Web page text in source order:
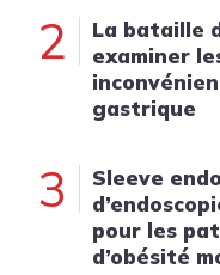
2
La bataille
examiner
gastrique
3
Sleeve
pour les
d’obésité